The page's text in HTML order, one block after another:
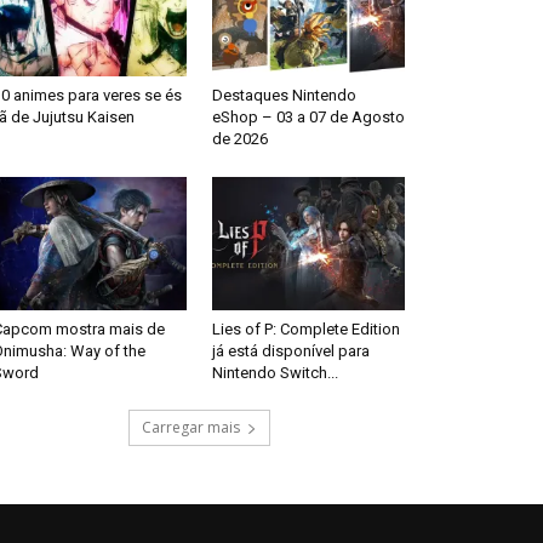
animes para veres se és
de Jujutsu Kaisen
Destaques Nintendo
eShop – 03 a 07 de Agosto
de 2026
mostra mais de
Way of the
Lies of P: Complete Edition
já está disponível para
Nintendo Switch...
Carregar mais